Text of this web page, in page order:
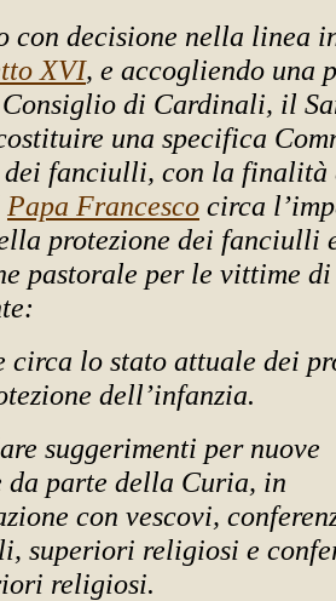
con decisione nella linea
XVI, e accogliendo una
di Cardinali, il
una specifica
dei fanciulli, con la finalità
Papa Francesco circa
protezione dei fanciulli
pastorale per le vittime
circa lo stato attuale dei
dell’infanzia.
suggerimenti per nuove
parte della Curia, in
con vescovi,
superiori religiosi e
religiosi.